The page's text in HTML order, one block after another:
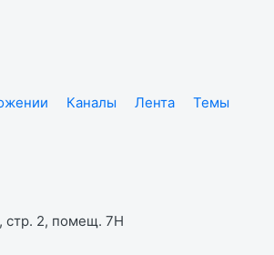
Каналы Лента
Темы
стр. 2, помещ. 7Н